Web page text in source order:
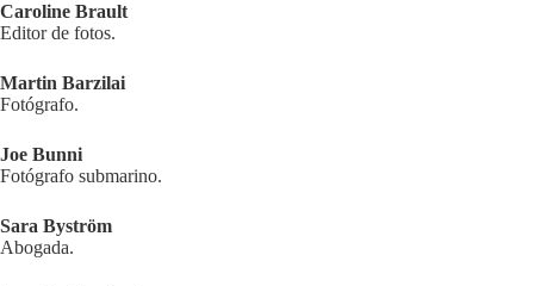
Caroline Brault
Editor de fotos.
Martin Barzilai
Fotógrafo.
Joe Bunni
Fotógrafo submarino.
Sara Byström
Abogada.